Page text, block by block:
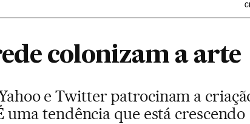
colonizam a arte
e Twitter patrocinam a
tendência que está crescendo